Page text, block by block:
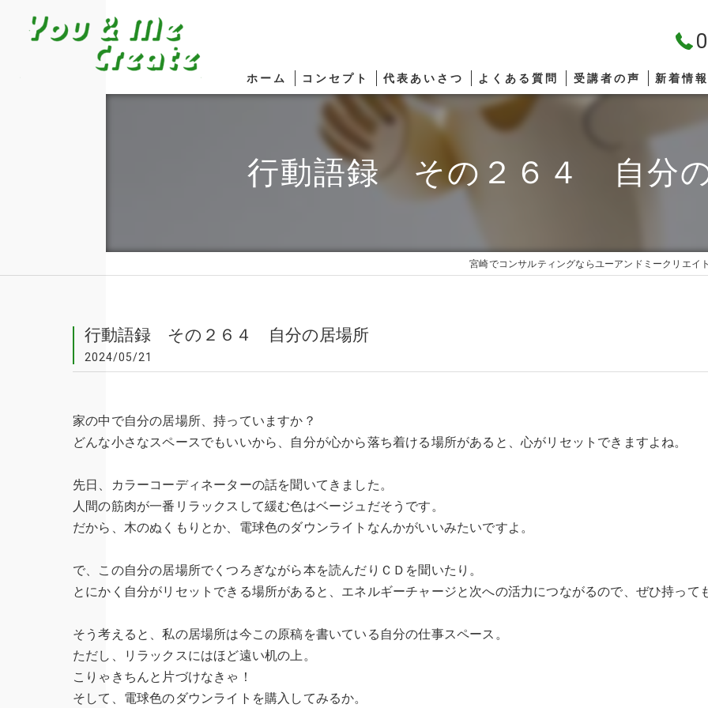
ホーム コンセプト 代表あいさつ よくある質問 受講者の声 新着情報
行動語録 その２６４ 自分
宮崎でコンサルティングならユーアンドミークリエイ
行動語録 その２６４ 自分の居場所
2024/05/21
家の中で自分の居場所、持っていますか？
どんな小さなスペースでもいいから、自分が心から落ち着ける場所があると、心がリセットできますよね。
先日、カラーコーディネーターの話を聞いてきました。
人間の筋肉が一番リラックスして緩む色はベージュだそうです。
だから、木のぬくもりとか、電球色のダウンライトなんかがいいみたいですよ。
で、この自分の居場所でくつろぎながら本を読んだりＣＤを聞いたり。
とにかく自分がリセットできる場所があると、エネルギーチャージと次への活力につながるので、ぜひ持って
そう考えると、私の居場所は今この原稿を書いている自分の仕事スペース。
ただし、リラックスにはほど遠い机の上。
こりゃきちんと片づけなきゃ！
そして、電球色のダウンライトを購入してみるか。